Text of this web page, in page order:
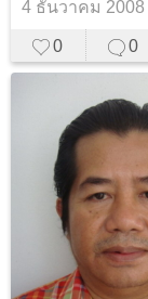
4 ธันวาคม 2008
0 0